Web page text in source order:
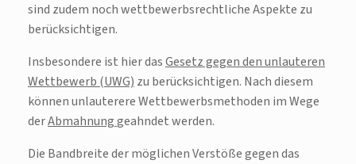
sind zudem noch wettbewerbsrechtliche Aspekte zu
berücksichtigen.
Insbesondere ist hier dasGesetz gegen den unlauteren
Wettbewerb (UWG) zu berücksichtigen. Nach diesem
können unlauterere Wettbewerbsmethoden im Wege
derAbmahnunggeahndet werden.
Die Bandbreite der möglichen Verstöße gegen das